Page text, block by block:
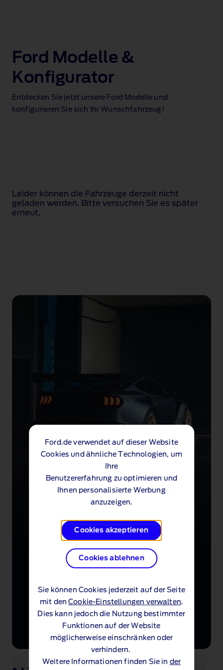
Ford.de verwendet auf dieser Website
Cookies und ähnliche Technologien, um
Ihre
Benutzererfahrung zu optimieren und
Ihnen personalisierte Werbung
anzuzeigen.
Cookies akzeptieren
Cookies ablehnen
Sie können Cookies jederzeit auf der Seite
mit denCookie-Einstellungen verwalten.
Dies kann jedoch die Nutzung bestimmter
Funktionen auf der Website
möglicherweise einschränken oder
verhindern.
Weitere Informationen finden Sie in der
Ford Modelle &
Konfigurator
Entdecken Sie jetzt unsere Ford Modelle und
konfigurieren Sie sich Ihr Wunschfahrzeug!
Leider können die Fahrzeuge derzeit nicht
geladen werden. Bitte versuchen Sie es später
erneut.